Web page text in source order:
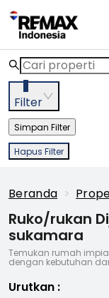
3
Filter
Simpan Filter
Hapus Filter
Beranda >
Ruko/rukan
sukamara
Temukan rumah
dengan kebutuhan
Urutkan :